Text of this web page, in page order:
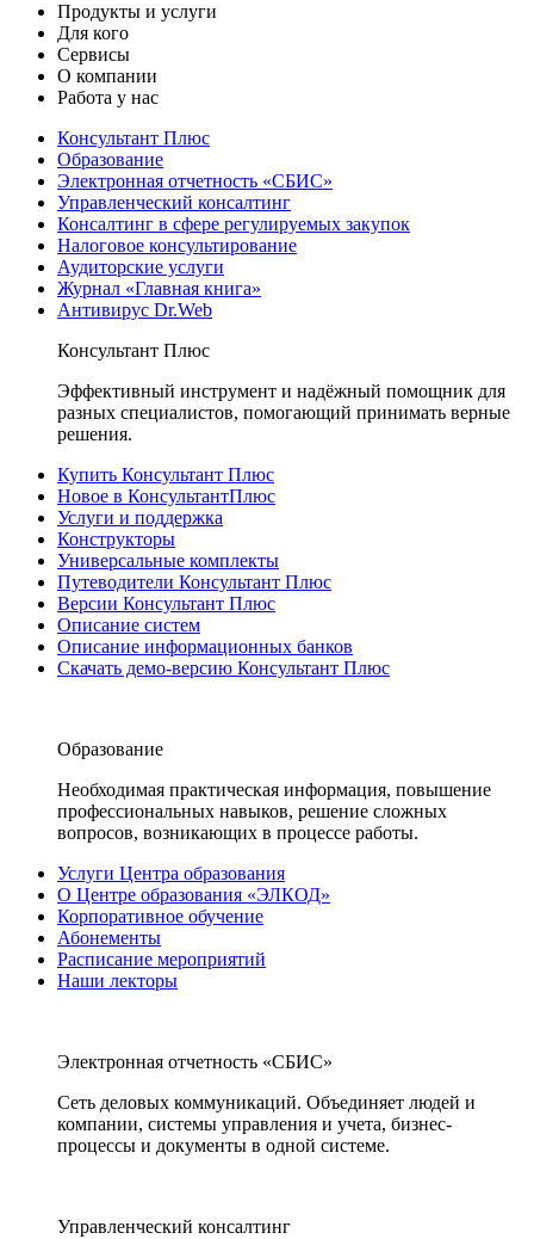
Продукты и услуги
Для кого
Сервисы
О компании
Работа у нас
Консультант Плюс
Образование
Электронная отчетность «СБИС»
Управленческий консалтинг
Консалтинг в сфере регулируемых закупок
Налоговое консультирование
Аудиторские услуги
Журнал «Главная книга»
Антивирус Dr.Web
Консультант Плюс
Эффективный инструмент и надёжный помощник для
разных специалистов, помогающий принимать верные
решения.
Купить Консультант Плюс
Новое в КонсультантПлюс
Услуги и поддержка
Конструкторы
Универсальные комплекты
Путеводители Консультант Плюс
Версии Консультант Плюс
Описание систем
Описание информационных банков
Скачать демо-версию Консультант Плюс
Образование
Необходимая практическая информация, повышение
профессиональных навыков, решение сложных
вопросов, возникающих в процессе работы.
Услуги Центра образования
О Центре образования «ЭЛКОД»
Корпоративное обучение
Абонементы
Расписание мероприятий
Наши лекторы
Электронная отчетность «СБИС»
Сеть деловых коммуникаций. Объединяет людей и
компании, системы управления и учета, бизнес-
процессы и документы в одной системе.
Управленческий консалтинг